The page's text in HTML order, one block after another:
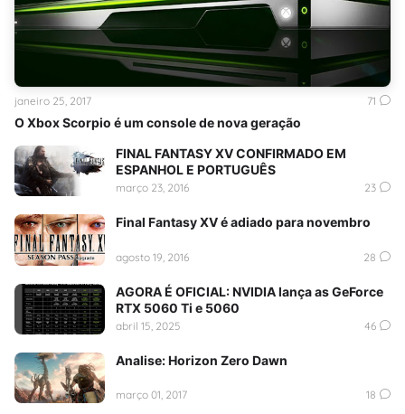
O Xbox Scorpio é um console de nova geração
janeiro 25, 2017 71
FINAL FANTASY XV CONFIRMADO EM
ESPANHOL E PORTUGUÊS
março 23, 2016 23
Final Fantasy XV é adiado para novembro
agosto 19, 2016 28
AGORA É OFICIAL: NVIDIA lança as GeForce
RTX 5060 Ti e 5060
abril 15, 2025 46
Analise: Horizon Zero Dawn
março 01, 2017 18